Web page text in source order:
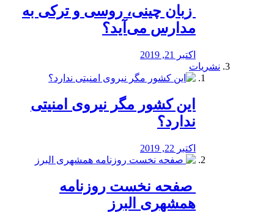
️ زبان چینی، روسی و ترکی به
مدارس می‌آید؟
اکتبر 21, 2019
نشریات
این کشور مگر نیروی امنیتی
ندارد؟
اکتبر 22, 2019
️ صفحه نخست روزنامه‌
همشهری البرز